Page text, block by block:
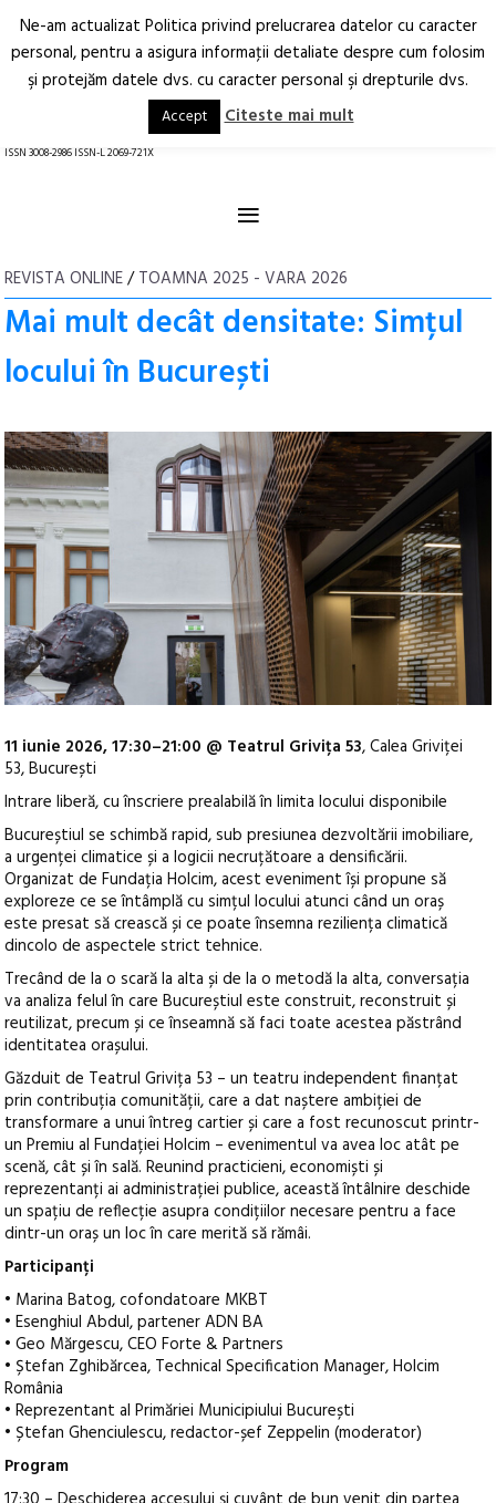
Arhitectură.
Oraș.
RO EN
ISSN 3008-2986 ISSN-L 2069-721X
≡
REVISTA ONLINE/TOAMNA 2025 - VARA 2026
Mai mult decât densitate: Simțul
locului în București
11 iunie 2026, 17:30–21:00 @ Teatrul Grivița 53, Calea Griviței
53, București
Intrare liberă, cu înscriere prealabilă în limita locului disponibile
Bucureștiul se schimbă rapid, sub presiunea dezvoltării imobiliare,
a urgenței climatice și a logicii necruțătoare a densificării.
Organizat de Fundația Holcim, acest eveniment își propune să
exploreze ce se întâmplă cu simțul locului atunci când un oraș
este presat să crească și ce poate însemna reziliența climatică
dincolo de aspectele strict tehnice.
Trecând de la o scară la alta și de la o metodă la alta, conversația
va analiza felul în care Bucureștiul este construit, reconstruit și
reutilizat, precum și ce înseamnă să faci toate acestea păstrând
identitatea orașului.
Găzduit de Teatrul Grivița 53 – un teatru independent finanțat
prin contribuția comunității, care a dat naștere ambiției de
transformare a unui întreg cartier și care a fost recunoscut printr-
un Premiu al Fundației Holcim – evenimentul va avea loc atât pe
scenă, cât și în sală. Reunind practicieni, economiști și
reprezentanți ai administrației publice, această întâlnire deschide
un spațiu de reflecție asupra condițiilor necesare pentru a face
dintr-un oraș un loc în care merită să rămâi.
Participanți
• Marina Batog, cofondatoare MKBT
• Esenghiul Abdul, partener ADN BA
• Geo Mărgescu, CEO Forte & Partners
• Ștefan Zghibărcea, Technical Specification Manager, Holcim
România
• Reprezentant al Primăriei Municipiului București
• Ștefan Ghenciulescu, redactor-șef Zeppelin (moderator)
Program
Ne-am actualizat Politica privind prelucrarea datelor cu caracter
personal, pentru a asigura informaţii detaliate despre cum folosim
şi protejăm datele dvs. cu caracter personal şi drepturile dvs.
Accept Citeste mai mult